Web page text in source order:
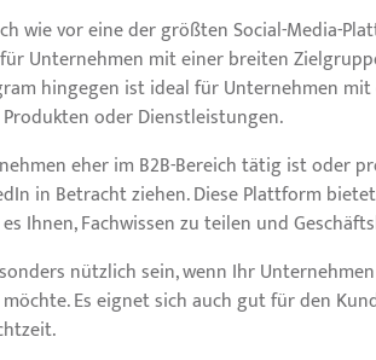
wie vor eine der größten Social-Media-
Unternehmen mit einer breiten
hingegen ist ideal für Unternehmen
oder Dienstleistungen.
eher im B2B-Bereich tätig ist oder
in Betracht ziehen. Diese Plattform
Ihnen, Fachwissen zu teilen und
nützlich sein, wenn Ihr
Es eignet sich auch gut für den